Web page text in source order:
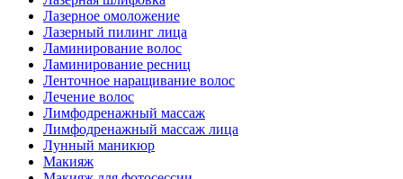
Лазерное омоложение
Лазерный пилинг лица
Ламинирование волос
Ламинирование ресниц
Ленточное наращивание волос
Лечение волос
Лимфодренажный массаж
Лимфодренажный массаж лица
Лунный маникюр
Макияж